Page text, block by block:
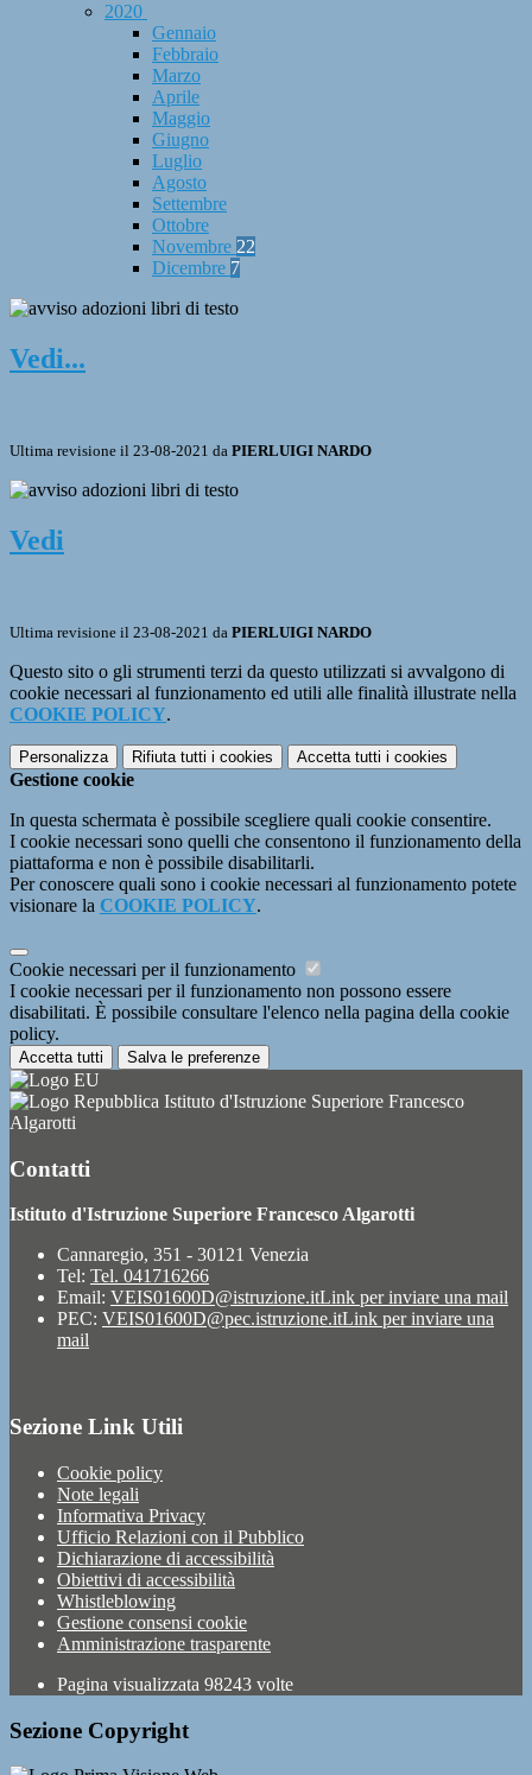
2020
Gennaio
Febbraio
Marzo
Aprile
Maggio
Giugno
Luglio
Agosto
Settembre
Ottobre
Novembre 22
Dicembre 7
Vedi...
Ultima revisione il 23-08-2021 da PIERLUIGI NARDO
Vedi
Ultima revisione il 23-08-2021 da PIERLUIGI NARDO
Questo sito o gli strumenti terzi da questo utilizzati si avvalgono di
cookie necessari al funzionamento ed utili alle finalità illustrate nella
COOKIE POLICY.
Personalizza Rifiuta tutti i cookies Accetta tutti i cookies
Gestione cookie
In questa schermata è possibile scegliere quali cookie consentire.
I cookie necessari sono quelli che consentono il funzionamento della
piattaforma e non è possibile disabilitarli.
Per conoscere quali sono i cookie necessari al funzionamento potete
visionare la COOKIE POLICY.
Cookie necessari per il funzionamento
I cookie necessari per il funzionamento non possono essere
disabilitati. È possibile consultare l'elenco nella pagina della cookie
policy.
Accetta tutti Salva le preferenze
Istituto d'Istruzione Superiore Francesco
Algarotti
Contatti
Istituto d'Istruzione Superiore Francesco Algarotti
Cannaregio, 351 - 30121 Venezia
Tel: Tel. 041716266
Email: VEIS01600D@istruzione.itLink per inviare una mail
PEC: VEIS01600D@pec.istruzione.itLink per inviare una
mail
Sezione Link Utili
Cookie policy
Note legali
Informativa Privacy
Ufficio Relazioni con il Pubblico
Dichiarazione di accessibilità
Obiettivi di accessibilità
Whistleblowing
Gestione consensi cookie
Amministrazione trasparente
Pagina visualizzata 98243 volte
Sezione Copyright